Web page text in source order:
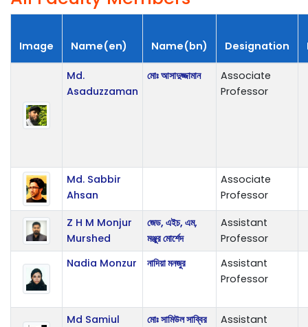
Image Name(en) Name(bn) Designation
Md.
Asaduzzaman
মোঃ আসাদুজ্জামান
Associate
Professor
Md. Sabbir
Ahsan
Associate
Professor
Z H M Monjur
Murshed
জেড, এইচ, এম,
মঞ্জুর মোর্শেদ
Assistant
Professor
Nadia Monzur
নাদিয়া মনজুর
Assistant
Professor
Md Samiul
মোঃ সামিউল সাব্বির
Assistant